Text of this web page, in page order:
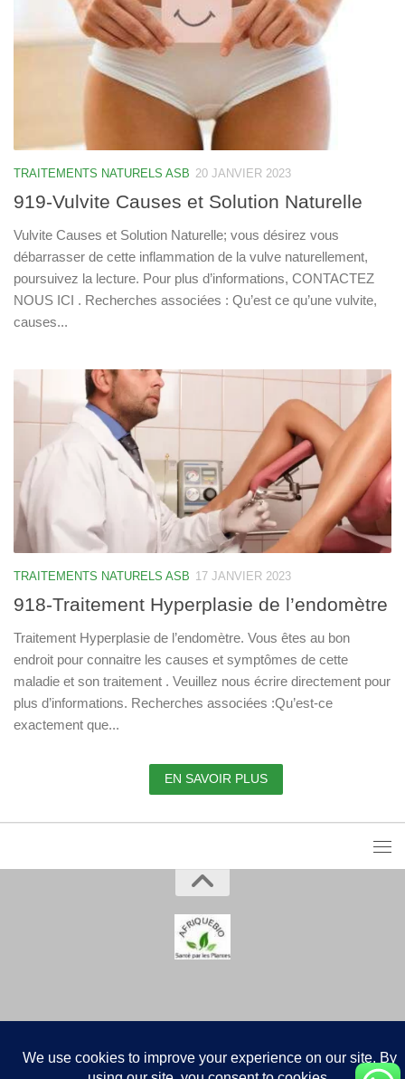
TRAITEMENTS NATURELS ASB 20 JANVIER 2023
919-Vulvite Causes et Solution Naturelle
Vulvite Causes et Solution Naturelle; vous désirez vous
débarrasser de cette inflammation de la vulve naturellement,
poursuivez la lecture. Pour plus d’informations, CONTACTEZ
NOUS ICI . Recherches associées : Qu’est ce qu’une vulvite,
causes...
TRAITEMENTS NATURELS ASB 17 JANVIER 2023
918-Traitement Hyperplasie de l’endomètre
Traitement Hyperplasie de l’endomètre. Vous êtes au bon
endroit pour connaitre les causes et symptômes de cette
maladie et son traitement . Veuillez nous écrire directement pour
plus d’informations. Recherches associées :Qu’est-ce
exactement que...
EN SAVOIR PLUS